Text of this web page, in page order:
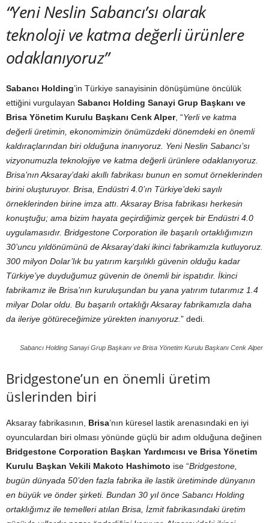
“Yeni Neslin Sabancı’sı olarak
teknoloji ve katma değerli ürünlere
odaklanıyoruz”
Sabancı Holding’in Türkiye sanayisinin dönüşümüne öncülük
ettiğini vurgulayan Sabancı Holding Sanayi Grup Başkanı ve
Brisa Yönetim Kurulu Başkanı Cenk Alper, “Yerli ve katma
değerli üretimin, ekonomimizin önümüzdeki dönemdeki en önemli
kaldıraçlarından biri olduğuna inanıyoruz. Yeni Neslin Sabancı’sı
vizyonumuzla teknolojiye ve katma değerli ürünlere odaklanıyoruz.
Brisa’nın Aksaray’daki akıllı fabrikası bunun en somut örneklerinden
birini oluşturuyor. Brisa, Endüstri 4.0’ın Türkiye’deki sayılı
örneklerinden birine imza attı. Aksaray Brisa fabrikası herkesin
konuştuğu; ama bizim hayata geçirdiğimiz gerçek bir Endüstri 4.0
uygulamasıdır. Bridgestone Corporation ile başarılı ortaklığımızın
30’uncu yıldönümünü de Aksaray’daki ikinci fabrikamızla kutluyoruz.
300 milyon Dolar’lık bu yatırım karşılıklı güvenin olduğu kadar
Türkiye’ye duyduğumuz güvenin de önemli bir ispatıdır. İkinci
fabrikamız ile Brisa’nın kuruluşundan bu yana yatırım tutarımız 1.4
milyar Dolar oldu. Bu başarılı ortaklığı Aksaray fabrikamızla daha
da ileriye götüreceğimize yürekten inanıyoruz. ” dedi.
Sabancı Holding Sanayi Grup Başkanı ve Brisa Yönetim Kurulu Başkanı Cenk Alper
Bridgestone’un en önemli üretim
üslerinden biri
Aksaray fabrikasının, Brisa’nın küresel lastik arenasındaki en iyi
oyunculardan biri olması yönünde güçlü bir adım olduğuna değinen
Bridgestone Corporation Başkan Yardımcısı ve Brisa Yönetim
Kurulu Başkan Vekili Makoto Hashimoto ise “Bridgestone,
bugün dünyada 50’den fazla fabrika ile lastik üretiminde dünyanın
en büyük ve önder şirketi. Bundan 30 yıl önce Sabancı Holding
ortaklığımız ile temelleri atılan Brisa, İzmit fabrikasındaki üretim